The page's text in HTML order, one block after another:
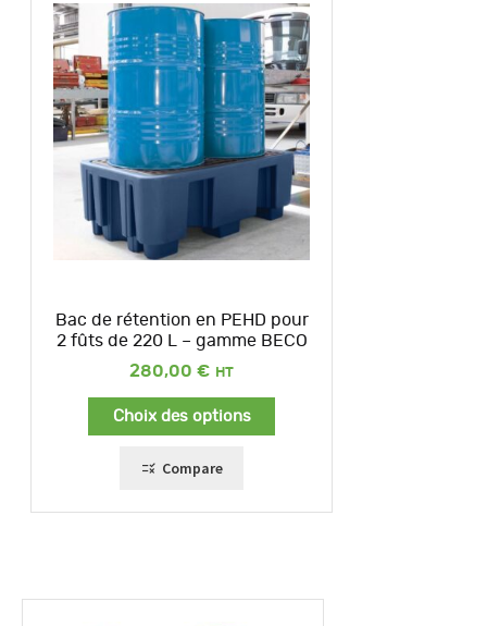
Bac de rétention en PEHD pour
2 fûts de 220 L – gamme BECO
280,00 €
Choix des options
Compare